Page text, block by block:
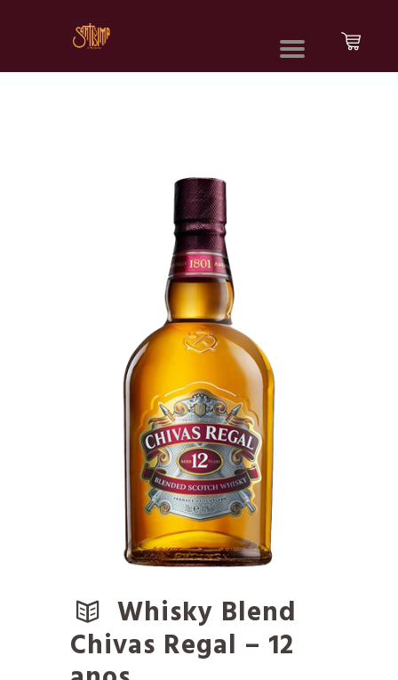
Whisky Blend
Chivas Regal – 12